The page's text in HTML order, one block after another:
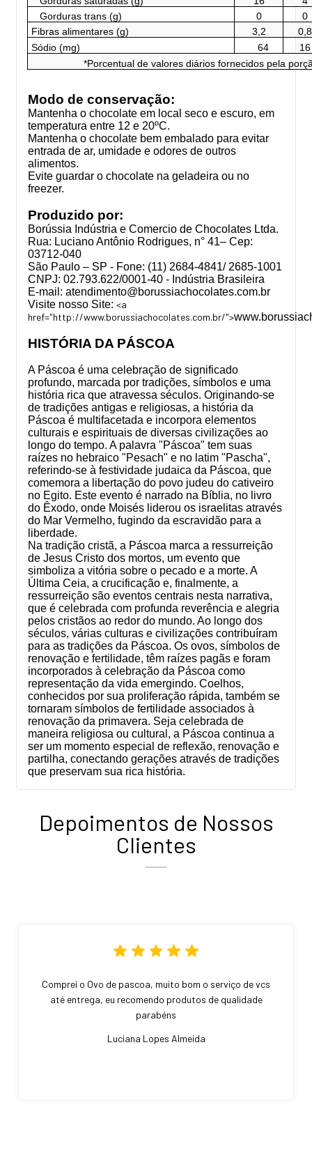
Gorduras trans (g)
0
0
Fibras alimentares (g)
3,2
0,8
Sódio (mg)
64
16
*Porcentual de valores diários fornecidos pela
Modo de conservação:
Mantenha o chocolate em local seco e escuro, em
temperatura entre 12 e 20ºC.
Mantenha o chocolate bem embalado para evitar
entrada de ar, umidade e odores de outros
alimentos.
Evite guardar o chocolate na geladeira ou no
freezer.
Produzido por:
Borússia Indústria e Comercio de Chocolates Ltda.
Rua: Luciano Antônio Rodrigues, n° 41– Cep:
03712-040
São Paulo – SP - Fone: (11) 2684-4841/ 2685-1001
CNPJ: 02.793.622/0001-40 - Indústria Brasileira
E-mail: atendimento@borussiachocolates.com.br
Visite nosso Site: <a
href="http://www.borussiachocolates.com.br/">
HISTÓRIA DA PÁSCOA
A Páscoa é uma celebração de significado
profundo, marcada por tradições, símbolos e uma
história rica que atravessa séculos. Originando-se
de tradições antigas e religiosas, a história da
Páscoa é multifacetada e incorpora elementos
culturais e espirituais de diversas civilizações ao
longo do tempo. A palavra "Páscoa" tem suas
raízes no hebraico "Pesach" e no latim "Pascha",
referindo-se à festividade judaica da Páscoa, que
comemora a libertação do povo judeu do cativeiro
no Egito. Este evento é narrado na Bíblia, no livro
do Êxodo, onde Moisés liderou os israelitas através
do Mar Vermelho, fugindo da escravidão para a
liberdade.
Na tradição cristã, a Páscoa marca a ressurreição
de Jesus Cristo dos mortos, um evento que
simboliza a vitória sobre o pecado e a morte. A
Última Ceia, a crucificação e, finalmente, a
ressurreição são eventos centrais nesta narrativa,
que é celebrada com profunda reverência e alegria
pelos cristãos ao redor do mundo. Ao longo dos
séculos, várias culturas e civilizações contribuíram
para as tradições da Páscoa. Os ovos, símbolos de
renovação e fertilidade, têm raízes pagãs e foram
incorporados à celebração da Páscoa como
representação da vida emergindo. Coelhos,
conhecidos por sua proliferação rápida, também se
tornaram símbolos de fertilidade associados à
renovação da primavera. Seja celebrada de
maneira religiosa ou cultural, a Páscoa continua a
ser um momento especial de reflexão, renovação e
partilha, conectando gerações através de tradições
que preservam sua rica história.
Depoimentos de Nossos
Clientes
Comprei o Ovo de pascoa, muito bom o serviço de vcs
até entrega, eu recomendo produtos de qualidade
parabéns
Luciana Lopes Almeida